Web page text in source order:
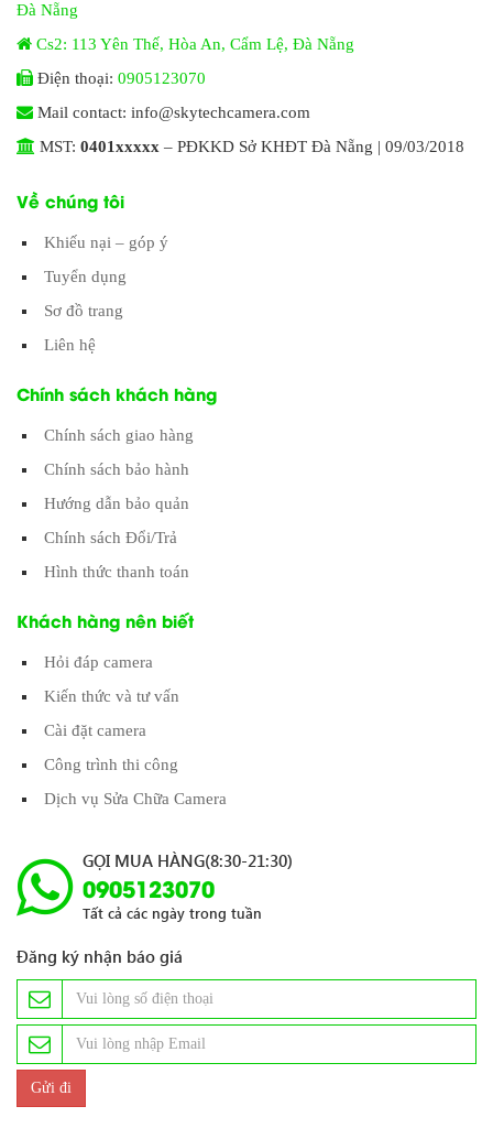
Đà Nẵng
Cs2: 113 Yên Thế, Hòa An, Cẩm Lệ, Đà Nẵng
Điện thoại: 0905123070
Mail contact: info@skytechcamera.com
MST: 0401xxxxx – PĐKKD Sở KHĐT Đà Nẵng | 09/03/2018
Về chúng tôi
Khiếu nại – góp ý
Tuyển dụng
Sơ đồ trang
Liên hệ
Chính sách khách hàng
Chính sách giao hàng
Chính sách bảo hành
Hướng dẫn bảo quản
Chính sách Đổi/Trả
Hình thức thanh toán
Khách hàng nên biết
Hỏi đáp camera
Kiến thức và tư vấn
Cài đặt camera
Công trình thi công
Dịch vụ Sửa Chữa Camera
GỌI MUA HÀNG(8:30-21:30)
0905123070
Tất cả các ngày trong tuần
Đăng ký nhận báo giá